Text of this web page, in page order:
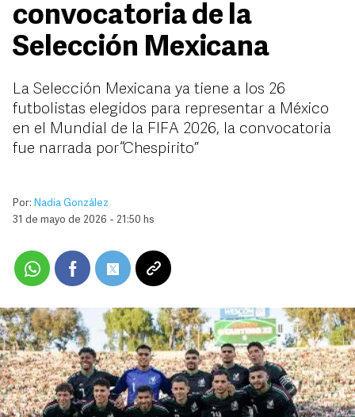
convocatoria de la
Selección Mexicana
La Selección Mexicana ya tiene a los 26
futbolistas elegidos para representar a México
en el Mundial de la FIFA 2026, la convocatoria
fue narrada por “Chespirito”
Por: Nadia González
31 de mayo de 2026 - 21:50 hs